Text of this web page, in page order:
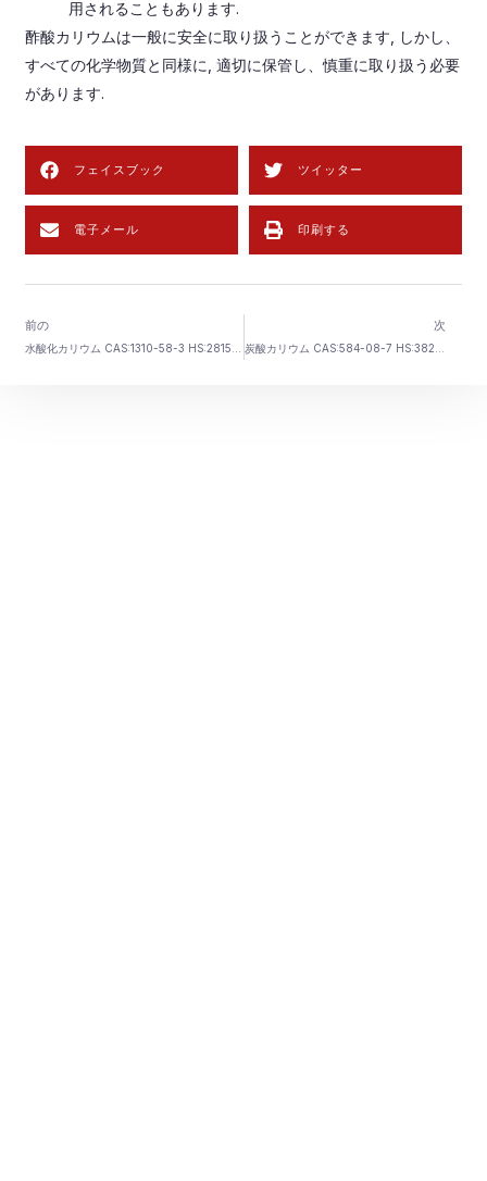
用されることもあります.
酢酸カリウムは一般に安全に取り扱うことができます, しかし、
すべての化学物質と同様に, 適切に保管し、慎重に取り扱う必要
があります.
フェイスブック ツイッター
電子メール 印刷する
前の 次